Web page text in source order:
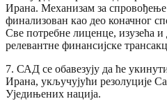
Ирана. Механизам за
финализован као део коначног
Све потребне лиценце, изузећа и
релевантне финансијске
7. САД се обавезују да ће
Ирана, укључујући резолуције
Уједињених нација.